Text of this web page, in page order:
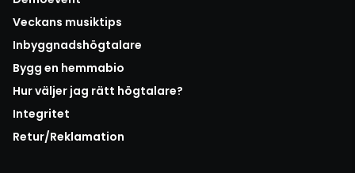
Veckans musiktips
Inbyggnadshögtalare
Bygg en hemmabio
Hur väljer jag rätt högtalare?
Integritet
Retur/Reklamation